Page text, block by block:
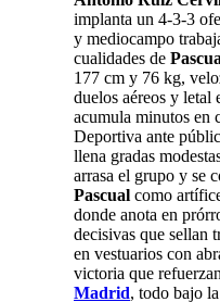
implanta un 4-3-3
y mediocampo
cualidades de
177 cm y 76 kg,
duelos aéreos y letal
acumula minutos en
Deportiva ante
llena gradas
arrasa el grupo y se
Pascual como
donde anota en
decisivas que sellan
en vestuarios con
victoria que
Madrid, todo bajo